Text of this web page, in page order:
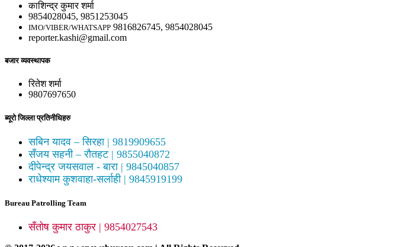
काशिन्द्र कुमार शर्मा
9854028045, 9851253045
IMO/VIBER/WHATSAPP 9816826745, 9854028045
reporter.kashi@gmail.com
बजार व्यवस्थापक
रितेश शर्मा
9807697650
ब्यूरो जिल्ला प्रतिनीधिहरु
सबिन यादव – सिरहा | 9819909655
सँजय सहनी – रौतहट | 9855040872
दीपेन्द्र जयसवाल - बारा | 9845040857
राधेश्याम कुशवाहा-सर्लाही | 9845919199
Bureau Patrolling Team
सँतोष कुमार ठाकुर | 9854027543